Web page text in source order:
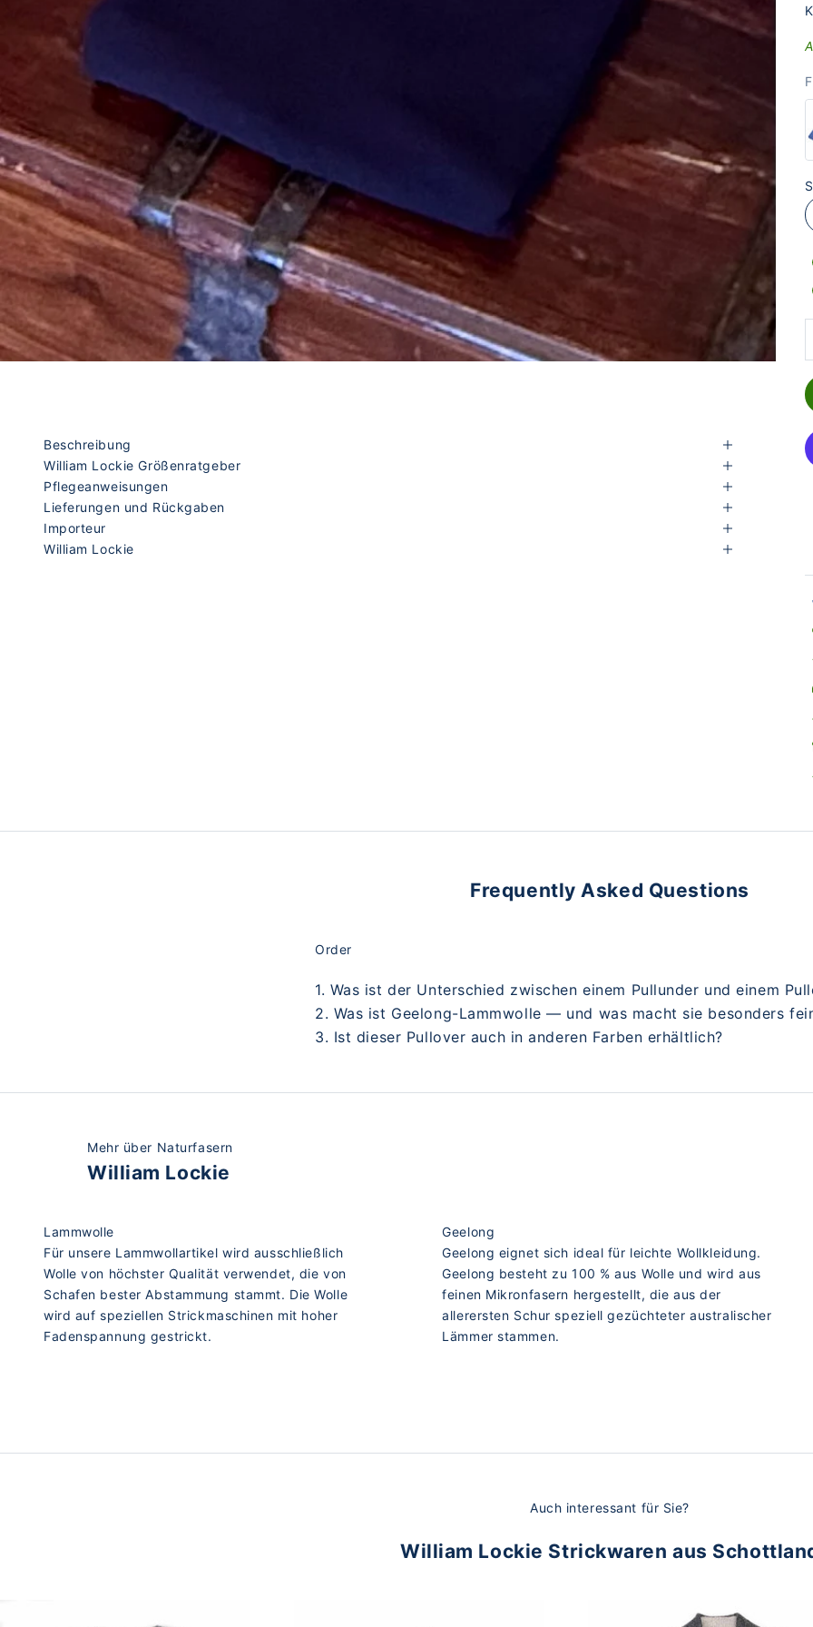
Beschreibung
William Lockie Größenratgeber
Pflegeanweisungen
Lieferungen und Rückgaben
Importeur
William Lockie
Frequently Asked Questions
Order
1. Was ist der Unterschied zwischen einem Pullunder und einem
2. Was ist Geelong-Lammwolle — und was macht sie besonders
3. Ist dieser Pullover auch in anderen Farben erhältlich?
Mehr über Naturfasern
William Lockie
Lammwolle
Für unsere Lammwollartikel wird ausschließlich
Wolle von höchster Qualität verwendet, die von
Schafen bester Abstammung stammt. Die Wolle
wird auf speziellen Strickmaschinen mit hoher
Fadenspannung gestrickt.
Geelong
Geelong eignet sich ideal für leichte Wollkleidung.
Geelong besteht zu 100 % aus Wolle und wird aus
feinen Mikronfasern hergestellt, die aus der
allerersten Schur speziell gezüchteter australischer
Lämmer stammen.
Auch interessant für Sie?
William Lockie Strickwaren aus